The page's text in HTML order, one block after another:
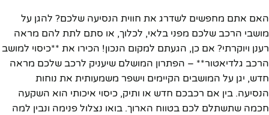
האם אתם מחפשים לשדרג את חווית הנסיעה שלכם? להגן על
מושבי הרכב שלכם מפני בלאי, לכלוך, או סתם לתת להם מראה
רענן ויוקרתי? אם כן, הגעתם למקום הנכון! הכירו את **כיסוי למושב
הרכב גלדיאטור** – הפתרון המושלם שיעניק לרכב שלכם מראה
חדש, יגן על המושבים הקיימים וישפר משמעותית את נוחות
הנסיעה. בין אם רכבכם חדש או ותיק, כיסוי איכותי הוא השקעה
חכמה שתשתלם לכם בטווח הארוך. בואו נצלול פנימה ונבין למה